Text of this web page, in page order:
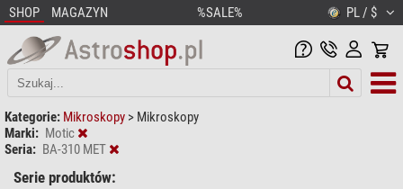
SHOP MAGAZYN %SALE% PL / $
Kategorie: Mikroskopy > Mikroskopy
Marki: Motic
Seria: BA-310 MET
Serie produktów: